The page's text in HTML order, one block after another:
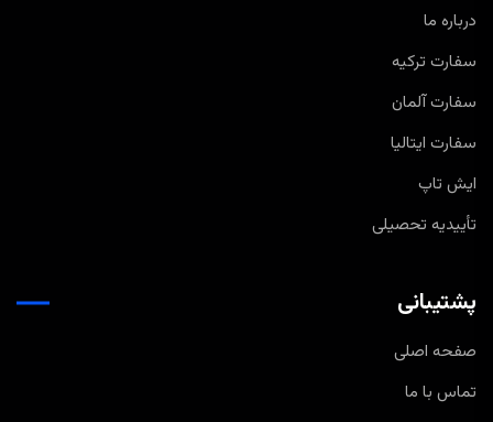
درباره ما
سفارت ترکیه
سفارت آلمان
سفارت ایتالیا
ایش تاپ
تأییدیه تحصیلی
پشتیبانی
صفحه اصلی
تماس با ما